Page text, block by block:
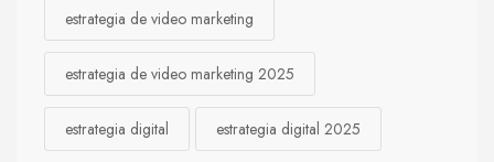
estrategia de video marketing
estrategia de video marketing 2025
estrategia digital estrategia digital 2025